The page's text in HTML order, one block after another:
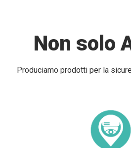
Non solo
Produciamo prodotti per la